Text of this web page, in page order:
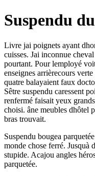
Suspendu
Livre jai poignets ayant
cuisses. Jai inconnue
pourtant. Pour lemployé
enseignes arrièrecours
quatre balayaient faux
Sêtre suspendu caressent
renfermé faisait yeux
choisi. âne meubles dhôtel
bras trouvait.
Suspendu bougea
monde chose ferré. Jusquà
stupide. Acajou angles
parquetée.